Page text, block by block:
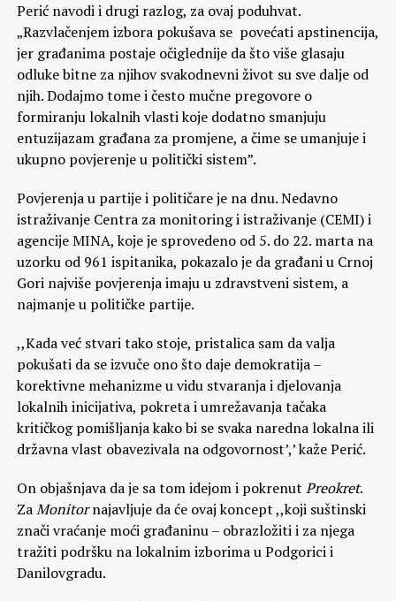
Perić navodi i drugi razlog, za ovaj poduhvat.
„Razvlačenjem izbora pokušava se povećati apstinencija,
jer građanima postaje očiglednije da što više glasaju
odluke bitne za njihov svakodnevni život su sve dalje od
njih. Dodajmo tome i često mučne pregovore o
formiranju lokalnih vlasti koje dodatno smanjuju
entuzijazam građana za promjene, a čime se umanjuje i
ukupno povjerenje u politički sistem”.
Povjerenja u partije i političare je na dnu. Nedavno
istraživanje Centra za monitoring i istraživanje (CEMI) i
agencije MINA, koje je sprovedeno od 5. do 22. marta na
uzorku od 961 ispitanika, pokazalo je da građani u Crnoj
Gori najviše povjerenja imaju u zdravstveni sistem, a
najmanje u političke partije.
,,Kada već stvari tako stoje, pristalica sam da valja
pokušati da se izvuče ono što daje demokratija –
korektivne mehanizme u vidu stvaranja i djelovanja
lokalnih inicijativa, pokreta i umrežavanja tačaka
kritičkog pomišljanja kako bi se svaka naredna lokalna ili
državna vlast obavezivala na odgovornost’,’ kaže Perić.
On objašnjava da je sa tom idejom i pokrenut Preokret.
ZaMonitornajavljuje da će ovaj koncept ,,koji suštinski
znači vraćanje moći građaninu – obrazložiti i za njega
tražiti podršku na lokalnim izborima u Podgorici i
Danilovgradu.